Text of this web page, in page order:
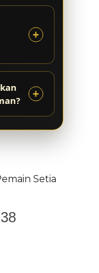
Setia